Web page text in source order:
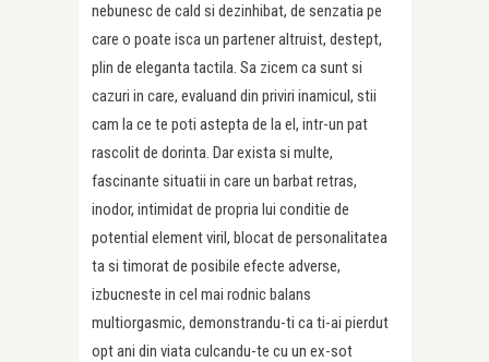
nebunesc de cald si dezinhibat, de senzatia pe
care o poate isca un partener altruist, destept,
plin de eleganta tactila. Sa zicem ca sunt si
cazuri in care, evaluand din priviri inamicul, stii
cam la ce te poti astepta de la el, intr-un pat
rascolit de dorinta. Dar exista si multe,
fascinante situatii in care un barbat retras,
inodor, intimidat de propria lui conditie de
potential element viril, blocat de personalitatea
ta si timorat de posibile efecte adverse,
izbucneste in cel mai rodnic balans
multiorgasmic, demonstrandu-ti ca ti-ai pierdut
opt ani din viata culcandu-te cu un ex-sot